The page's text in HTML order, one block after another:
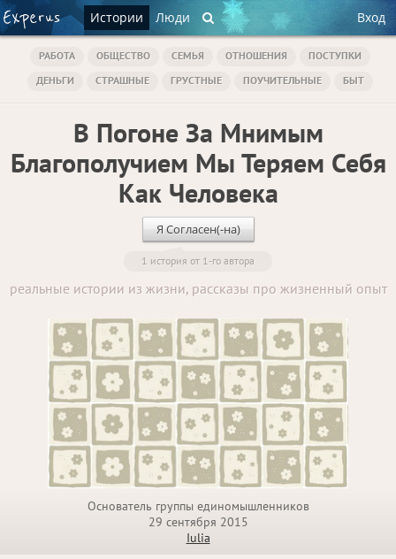
Истории Люди Вход
РАБОТА ОБЩЕСТВО СЕМЬЯ ОТНОШЕНИЯ
ПОСТУПКИ
ДЕНЬГИ
СТРАШНЫЕ ГРУСТНЫЕ ПОУЧИТЕЛЬНЫЕ БЫТ
В Погоне За Мнимым
Благополучием Мы Теряем Себя
Как Человека
Я Согласен(-на)
1 история от 1-го автора
реальные истории из жизни, рассказы про жизненный опыт
Основатель группы единомышленников
29 сентября 2015
Iulia